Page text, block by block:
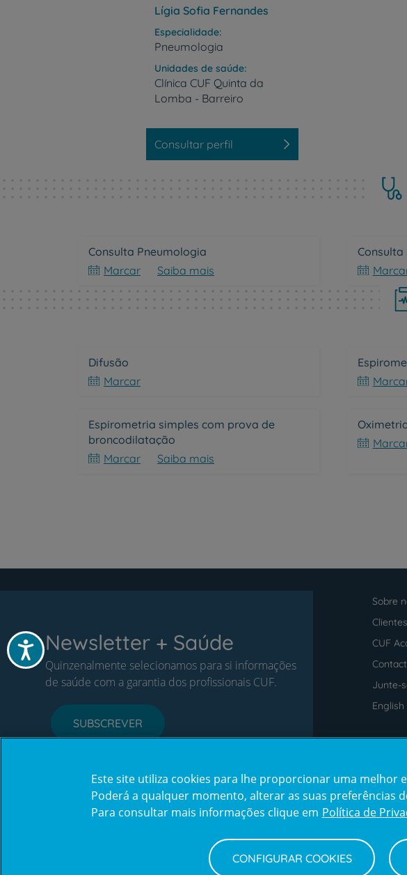
Acessibilidade
Lígia Sofia Fernandes
Especialidade
Pneumologia
Unidades de saúde
Clínica CUF Quinta da
Lomba - Barreiro
Consultar perfil
Consulta Pneumologia
Marcar
Saiba mais
Consulta
Difusão
Marcar
Espirometria simples com prova de
broncodilatação
Marcar
Saiba mais
Newsletter + Saúde
Quinzenalmente selecionamos para si informações
de saúde com a garantia dos profissionais CUF.
SUBSCREVER
footer
Sobre
CUF
Junte-
Este site utiliza cookies para lhe proporcionar uma melhor
Poderá a qualquer momento, alterar as suas preferências
Para consultar mais informações clique em Política de
CONFIGURAR COOKIES